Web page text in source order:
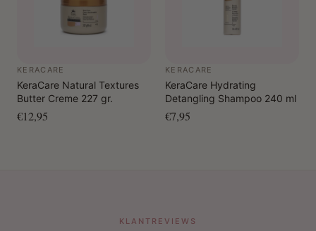
KERACARE
KeraCare Natural Textures
Butter Creme 227 gr.
€12,95
KERACARE
KeraCare Hydrating
Detangling Shampoo 240 ml
€7,95
KLANTREVIEWS